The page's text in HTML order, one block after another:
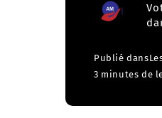
Publié dans
3 minutes de